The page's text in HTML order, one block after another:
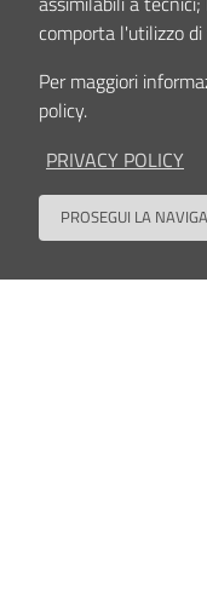
Contenuto aggiornato il
Seguici su
Contatti Privacy policy
comporta l'utilizzo
Per maggiori
policy.
PRIVACY POLICY
PROSEGUI LA